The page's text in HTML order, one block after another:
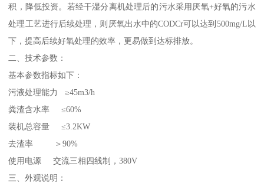
积，降低投资。若经干湿分离机处理后的污水采用厌氧+好氧的污水
处理工艺进行后续处理，则厌氧出水中的CODCr可以达到500mg/L以
下，提高后续好氧处理的效率，更易做到达标排放。
二、技术参数：
基本参数指标如下：
污液处理能力 ≥45m3/h
粪渣含水率 ≤60%
装机总容量 ≤3.2KW
去渣率 ＞90%
使用电源 交流三相四线制，380V
三、外观说明：